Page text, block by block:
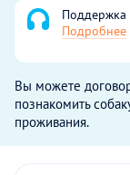
Поддержка
Подробнее
Вы можете
познакомить
проживания.